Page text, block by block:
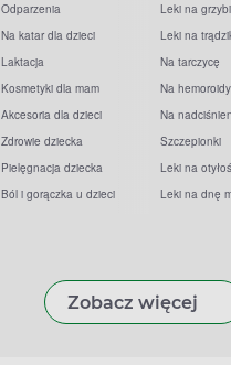
Odparzenia
Na katar dla dzieci
Laktacja
Kosmetyki dla mam
Akcesoria dla dzieci
Zdrowie dziecka
Pielęgnacja dziecka
Ból i gorączka u dzieci
Leki na
Leki na
Na tarczycę
Na hemoroidy
Na
Szczepionki
Leki na
Leki na dnę
Zobacz więcej